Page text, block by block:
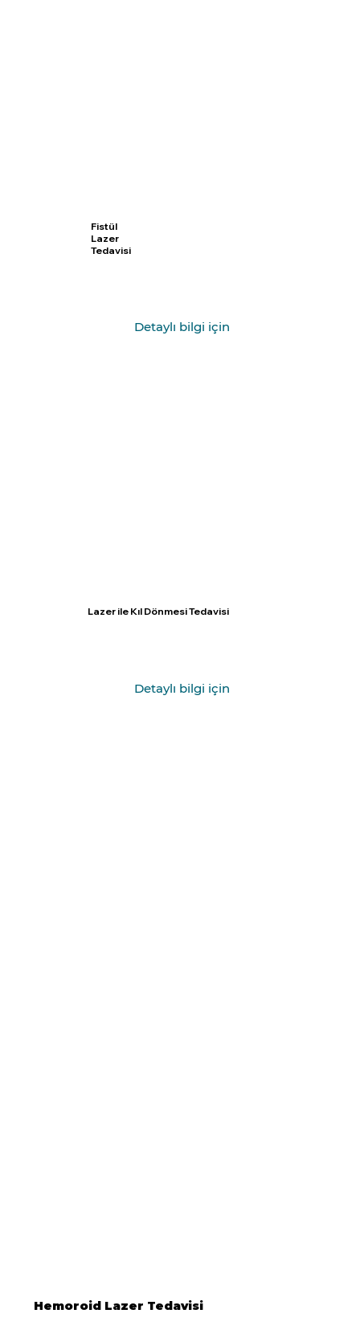
Fistül
Lazer
Tedavisi
Detaylı bilgi için
Lazer ile Kıl Dönmesi Tedavisi
Detaylı bilgi için
Hemoroid Lazer Tedavisi